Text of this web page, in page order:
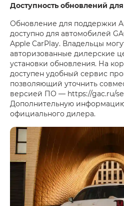
Доступность обновлений
Обновление для поддержки
доступно для автомобилей
Apple CarPlay. Владельцы
авторизованные дилерские
установки обновления. На
доступен удобный сервис
позволяющий уточнить
версией ПО — https://gac.ru/
Дополнительную
официального дилера.